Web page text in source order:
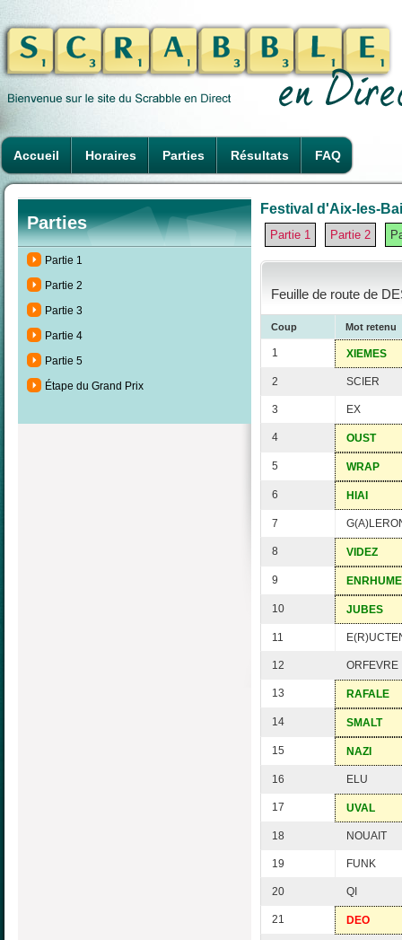
Accueil Horaires Parties Résultats FAQ
Parties
Partie 1
Partie 2
Partie 3
Partie 4
Partie 5
Étape du Grand Prix
Festival d'Aix-les-
Partie 1 Partie 2
Feuille de route de
Coup Mot retenu
1 XIEMES
2 SCIER
3 EX
4 OUST
5 WRAP
6 HIAI
7
8 VIDEZ
9
10 JUBES
11
12 ORFEVRE
13 RAFALE
14 SMALT
15 NAZI
16 ELU
17 UVAL
18 NOUAIT
19 FUNK
20 QI
21 DEO